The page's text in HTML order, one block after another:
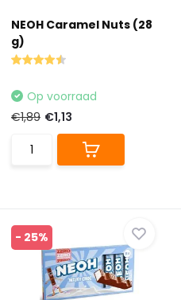
NEOH Caramel Nuts (28
g)
Op voorraad
€1,89 €1,13
- 25%